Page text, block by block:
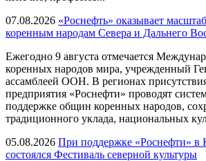
07.08.2026 «Роснефть» оказывает
коренным народам Севера и Дальнего
Ежегодно 9 августа отмечается
коренных народов мира, учрежденный
ассамблеей ООН. В регионах
предприятия «Роснефти» проводят
поддержке общин коренных народов,
традиционного уклада, национальных
05.08.2026 При поддержке «Роснефти» в
состоялся Фестиваль северной культуры